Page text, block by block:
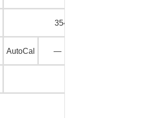
354×100×230
AutoCal —